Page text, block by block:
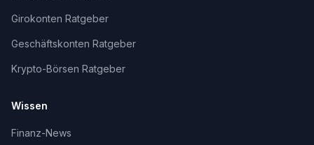
Girokonten Ratgeber
Geschäftskonten Ratgeber
Krypto-Börsen Ratgeber
Wissen
Finanz-News